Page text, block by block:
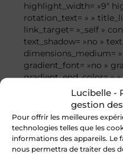
Lucibelle -
gestion
Pour offrir les meilleures
technologies telles que les
informations des appareils. Le
nous permettra de traiter des
highlight_width= »9″
rotation_text= » »
link_target= »_self »
text_shadow= »no »
dimensions_medium=
gradient_font= »no »
gradient_end_color= »
gradient_end_position=
gradient_type= »linear
center » linear_angle=
animation_direction=
hide_on_mobile=
visibility,large-visibility